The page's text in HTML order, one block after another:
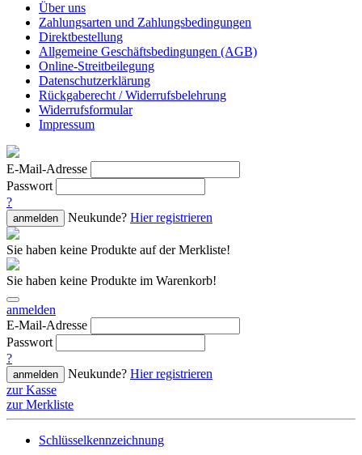
Über uns
Zahlungsarten und Zahlungsbedingungen
Direktbestellung
Allgemeine Geschäftsbedingungen (AGB)
Online-Streitbeilegung
Datenschutzerklärung
Rückgaberecht / Widerrufsbelehrung
Widerrufsformular
Impressum
E-Mail-Adresse
Passwort
?
anmelden Neukunde? Hier registrieren
Sie haben keine Produkte auf der Merkliste!
Sie haben keine Produkte im Warenkorb!
anmelden
E-Mail-Adresse
Passwort
?
anmelden Neukunde? Hier registrieren
zur Kasse
zur Merkliste
Schlüsselkennzeichnung